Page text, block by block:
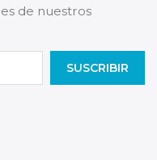
de nuestros
SUSCRIBIR